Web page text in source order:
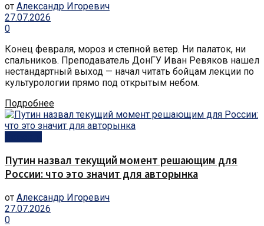
от Александр Игоревич
27.07.2026
0
Конец февраля, мороз и степной ветер. Ни палаток, ни
спальников. Преподаватель ДонГУ Иван Ревяков нашел
нестандартный выход — начал читать бойцам лекции по
культурологии прямо под открытым небом.
Подробнее
Путин назвал текущий момент решающим для
России: что это значит для авторынка
от Александр Игоревич
27.07.2026
0